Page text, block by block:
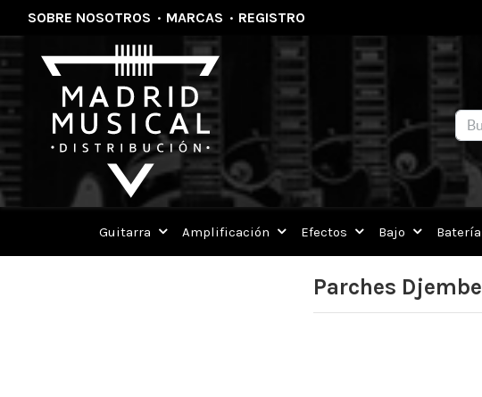
SOBRE NOSOTROS · MARCAS · REGISTRO
Guitarra Amplificación Efectos Bajo Batería
Parches Djembe